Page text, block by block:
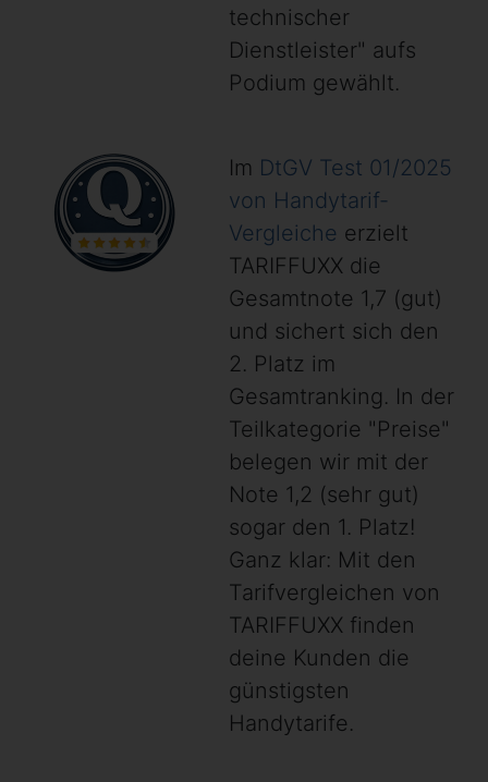
technischer
Dienstleister" aufs
Podium gewählt.
Im DtGV Test 01/2025
von Handytarif-
Vergleiche erzielt
TARIFFUXX die
Gesamtnote 1,7 (gut)
und sichert sich den
2. Platz im
Gesamtranking. In der
Teilkategorie "Preise"
belegen wir mit der
Note 1,2 (sehr gut)
sogar den 1. Platz!
Ganz klar: Mit den
Tarifvergleichen von
TARIFFUXX finden
deine Kunden die
günstigsten
Handytarife.